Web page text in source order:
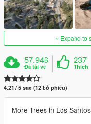
Expand to
57.946
Đã tải về
237
Thích
4.21 / 5 sao (12 bỏ phiếu)
More Trees in Los